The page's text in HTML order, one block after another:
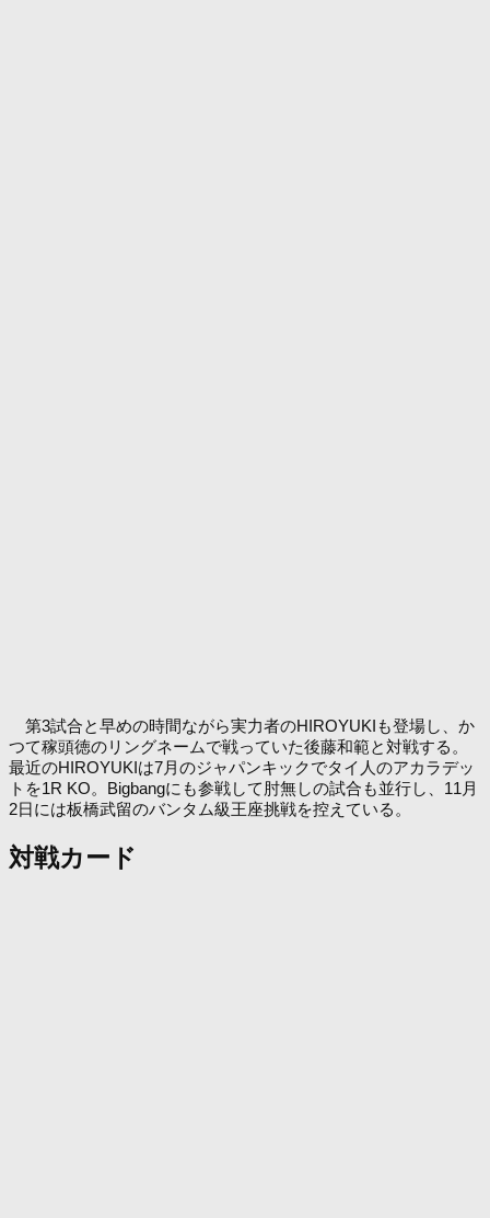
第3試合と早めの時間ながら実力者のHIROYUKIも登場し、か
つて稼頭徳のリングネームで戦っていた後藤和範と対戦する。
最近のHIROYUKIは7月のジャパンキックでタイ人のアカラデッ
トを1R KO。Bigbangにも参戦して肘無しの試合も並行し、11月
2日には板橋武留のバンタム級王座挑戦を控えている。
対戦カード